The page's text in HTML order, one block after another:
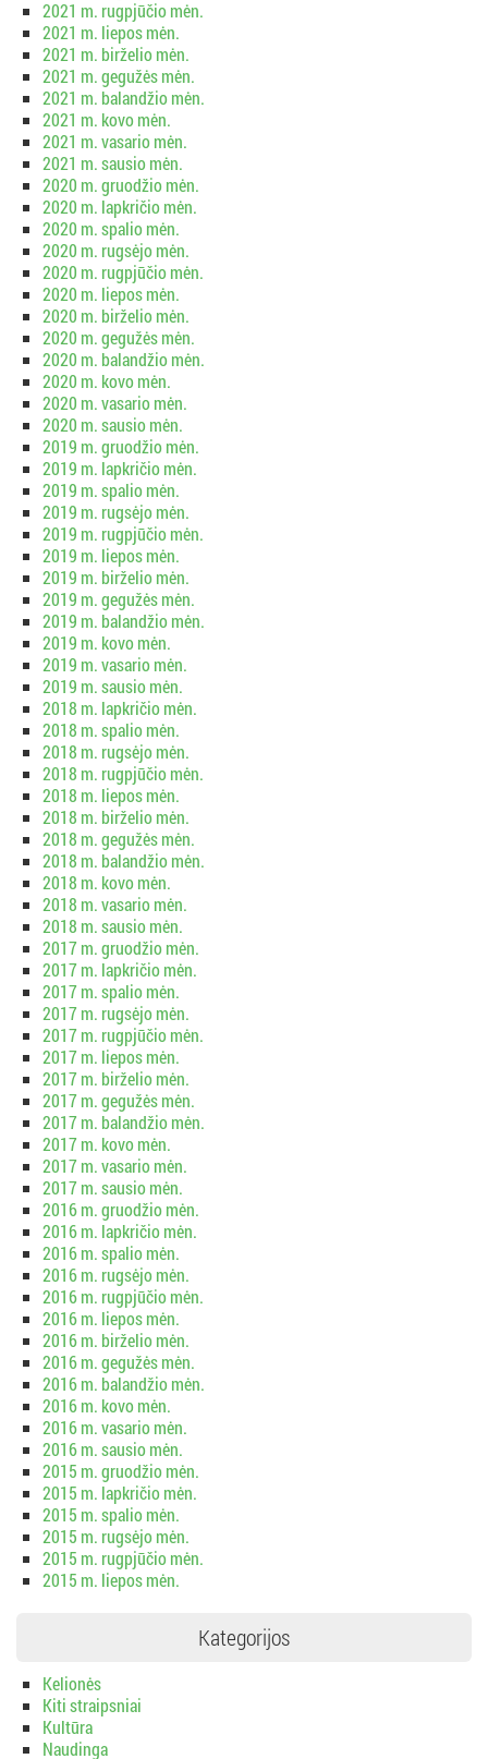
2021 m. rugpjūčio mėn.
2021 m. liepos mėn.
2021 m. birželio mėn.
2021 m. gegužės mėn.
2021 m. balandžio mėn.
2021 m. kovo mėn.
2021 m. vasario mėn.
2021 m. sausio mėn.
2020 m. gruodžio mėn.
2020 m. lapkričio mėn.
2020 m. spalio mėn.
2020 m. rugsėjo mėn.
2020 m. rugpjūčio mėn.
2020 m. liepos mėn.
2020 m. birželio mėn.
2020 m. gegužės mėn.
2020 m. balandžio mėn.
2020 m. kovo mėn.
2020 m. vasario mėn.
2020 m. sausio mėn.
2019 m. gruodžio mėn.
2019 m. lapkričio mėn.
2019 m. spalio mėn.
2019 m. rugsėjo mėn.
2019 m. rugpjūčio mėn.
2019 m. liepos mėn.
2019 m. birželio mėn.
2019 m. gegužės mėn.
2019 m. balandžio mėn.
2019 m. kovo mėn.
2019 m. vasario mėn.
2019 m. sausio mėn.
2018 m. lapkričio mėn.
2018 m. spalio mėn.
2018 m. rugsėjo mėn.
2018 m. rugpjūčio mėn.
2018 m. liepos mėn.
2018 m. birželio mėn.
2018 m. gegužės mėn.
2018 m. balandžio mėn.
2018 m. kovo mėn.
2018 m. vasario mėn.
2018 m. sausio mėn.
2017 m. gruodžio mėn.
2017 m. lapkričio mėn.
2017 m. spalio mėn.
2017 m. rugsėjo mėn.
2017 m. rugpjūčio mėn.
2017 m. liepos mėn.
2017 m. birželio mėn.
2017 m. gegužės mėn.
2017 m. balandžio mėn.
2017 m. kovo mėn.
2017 m. vasario mėn.
2017 m. sausio mėn.
2016 m. gruodžio mėn.
2016 m. lapkričio mėn.
2016 m. spalio mėn.
2016 m. rugsėjo mėn.
2016 m. rugpjūčio mėn.
2016 m. liepos mėn.
2016 m. birželio mėn.
2016 m. gegužės mėn.
2016 m. balandžio mėn.
2016 m. kovo mėn.
2016 m. vasario mėn.
2016 m. sausio mėn.
2015 m. gruodžio mėn.
2015 m. lapkričio mėn.
2015 m. spalio mėn.
2015 m. rugsėjo mėn.
2015 m. rugpjūčio mėn.
2015 m. liepos mėn.
Kategorijos
Kelionės
Kiti straipsniai
Kultūra
Naudinga